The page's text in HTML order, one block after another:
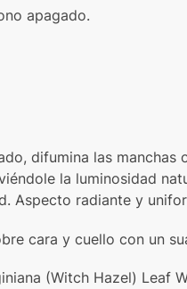
apagado.
difumina las manchas
la luminosidad
Aspecto radiante y
cara y cuello con un
(Witch Hazel) Leaf